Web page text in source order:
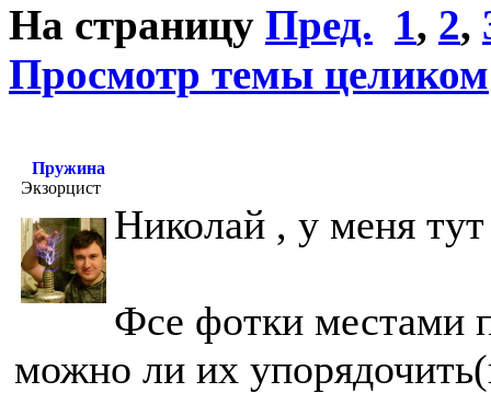
На страницу Пред. 1, 2,
Просмотр темы целиком
Пружина
Экзорцист
Николай , у меня
Фсе фотки местами
можно ли их